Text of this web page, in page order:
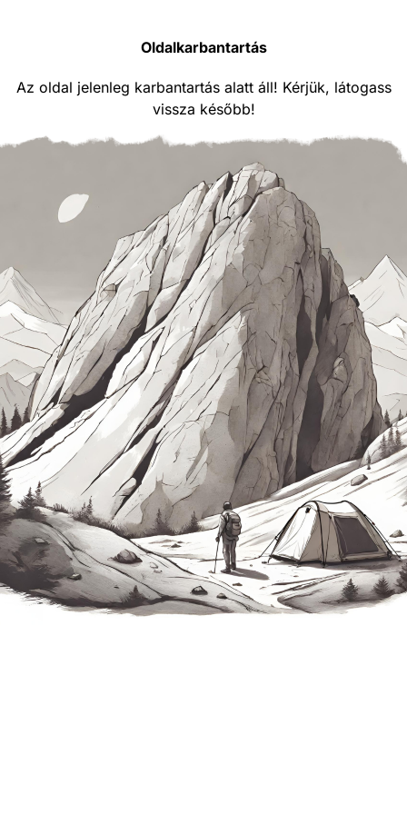
Oldalkarbantartás
Az oldal jelenleg karbantartás alatt áll! Kérjük, látogass
vissza később!